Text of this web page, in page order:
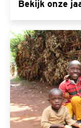
Bekijk onze
2024-
2027